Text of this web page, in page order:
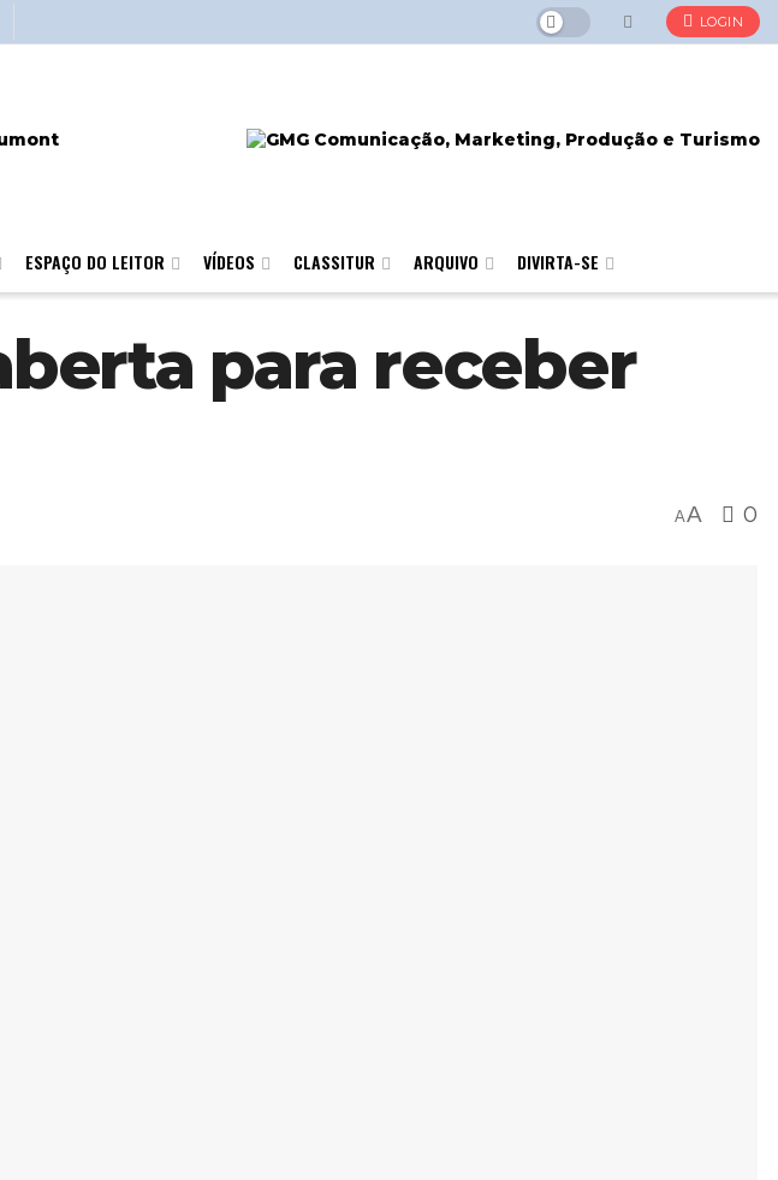
LOGIN
ESPAÇO DO LEITOR VÍDEOS CLASSITUR ARQUIVO DIVIRTA-SE
para receber
AA 0